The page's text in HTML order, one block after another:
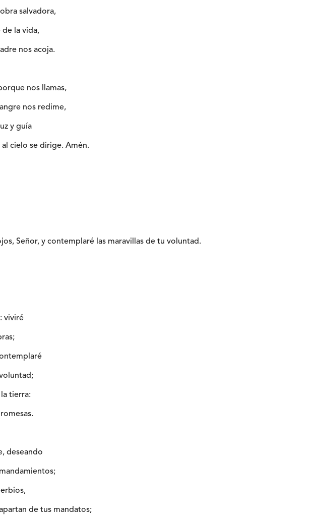
salvadora,
de la vida,
nos acoja.
nos llamas,
nos redime,
y guía
cielo se dirige. Amén.
Señor, y contemplaré las maravillas de tu voluntad.
viviré
tierra:
deseando
de tus mandatos;